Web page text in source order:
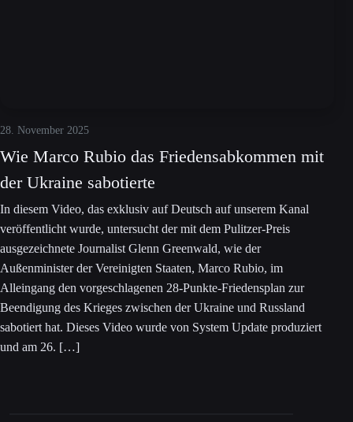
28. November 2025
Wie Marco Rubio das Friedensabkommen mit
der Ukraine sabotierte
In diesem Video, das exklusiv auf Deutsch auf unserem Kanal
veröffentlicht wurde, untersucht der mit dem Pulitzer-Preis
ausgezeichnete Journalist Glenn Greenwald, wie der
Außenminister der Vereinigten Staaten, Marco Rubio, im
Alleingang den vorgeschlagenen 28-Punkte-Friedensplan zur
Beendigung des Krieges zwischen der Ukraine und Russland
sabotiert hat. Dieses Video wurde von System Update produziert
und am 26. […]